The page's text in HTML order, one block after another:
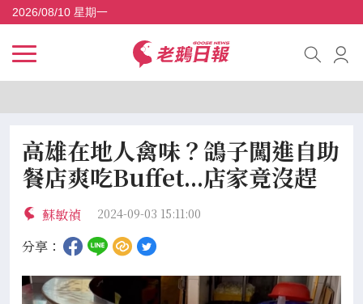
2026/08/10 星期一
高雄在地人禽味？鴿子闖進自助
餐店爽吃Buffet...店家竟沒趕
蘇敏禎 2024-09-03 15:11:00
分享：